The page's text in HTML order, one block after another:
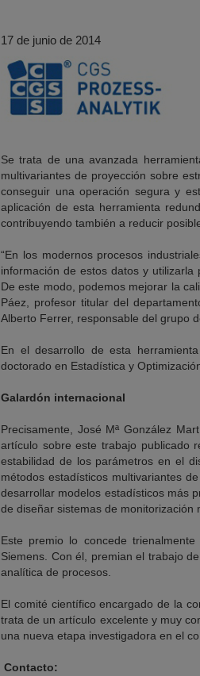
17 de junio de 2014
Se trata de una avanzada
multivariantes de proyección sobre
conseguir una operación segura y
aplicación de esta herramienta
contribuyendo también a reducir
“En los modernos procesos
información de estos datos y
De este modo, podemos mejorar la
Páez, profesor titular del
Alberto Ferrer, responsable del grupo
En el desarrollo de esta
doctorado en Estadística y
Galardón internacional
Precisamente, José Mª González
artículo sobre este trabajo publicado
estabilidad de los parámetros en el
métodos estadísticos multivariantes
desarrollar modelos estadísticos más
de diseñar sistemas de monitorización
Este premio lo concede
Siemens. Con él, premian el trabajo
analítica de procesos.
El comité científico encargado de la
trata de un artículo excelente y muy
una nueva etapa investigadora en el
Contacto: